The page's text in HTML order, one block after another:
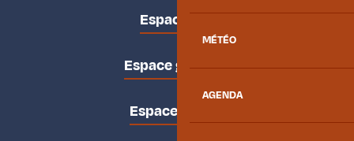
MÉTÉO
AGENDA
Espace pro
Espace groupes
Espace presse